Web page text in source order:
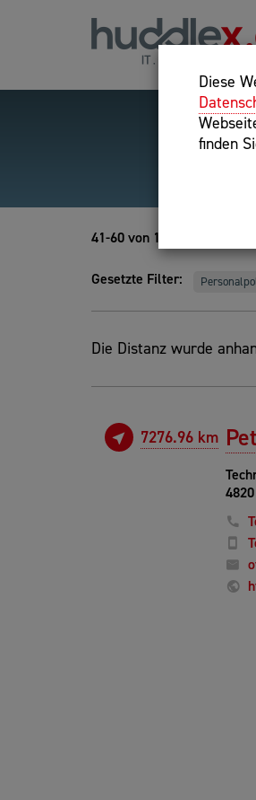
Diese
finden
41-60 von 186
Gesetzte Filter:
Die Distanz wurde
7276.96 km